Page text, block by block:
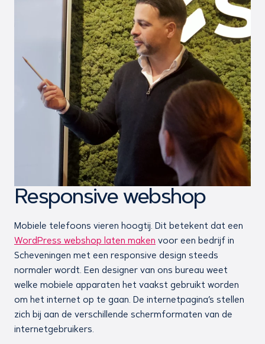
Responsive webshop
Mobiele telefoons vieren hoogtij. Dit betekent dat een
WordPress webshop laten maken voor een bedrijf in
Scheveningen met een responsive design steeds
normaler wordt. Een designer van ons bureau weet
welke mobiele apparaten het vaakst gebruikt worden
om het internet op te gaan. De internetpagina’s stellen
zich bij aan de verschillende schermformaten van de
internetgebruikers.